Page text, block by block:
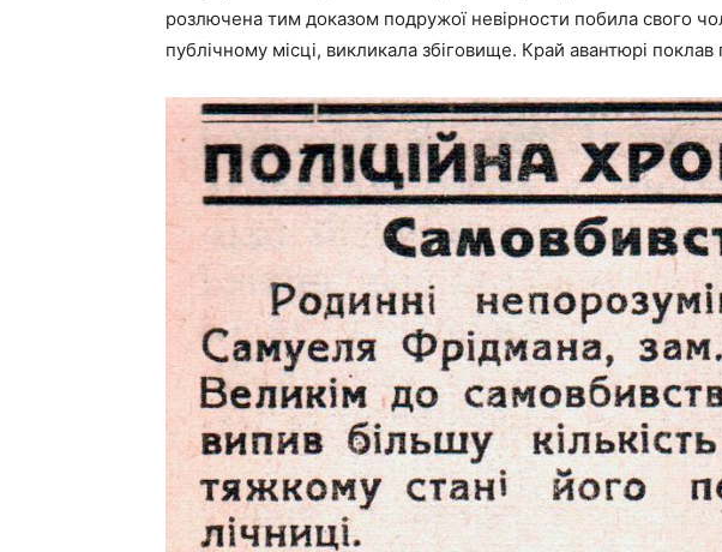
розлючена тим доказом подружої невірности побила свого
публічному місці, викликала збіговище. Край авантюрі поклав